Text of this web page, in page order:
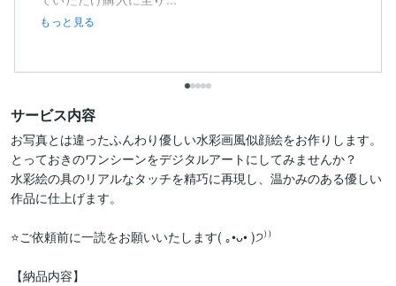
もっと見る
サービス内容
お写真とは違ったふんわり優しい水彩画風似顔絵をお作りします。
とっておきのワンシーンをデジタルアートにしてみませんか？
水彩絵の具のリアルなタッチを精巧に再現し、温かみのある優しい
作品に仕上げます。
⭐️ご依頼前に一読をお願いいたします( ｡•ᴗ• )੭⁾⁾
【納品内容】